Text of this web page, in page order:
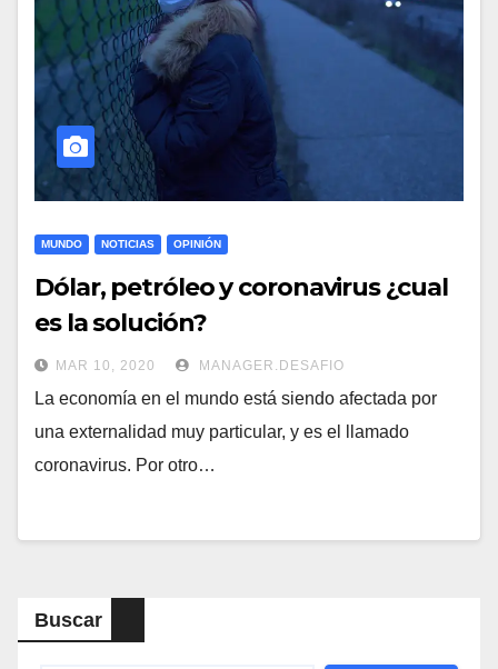
MUNDO NOTICIAS OPINIÓN
Dólar, petróleo y coronavirus ¿cual
es la solución?
MAR 10, 2020 MANAGER.DESAFIO
La economía en el mundo está siendo afectada por
una externalidad muy particular, y es el llamado
coronavirus. Por otro…
Buscar